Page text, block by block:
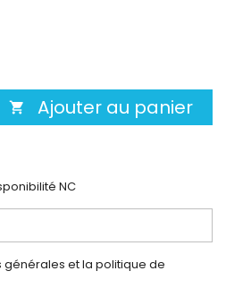
 Ajouter au panier
NC
et la politique de